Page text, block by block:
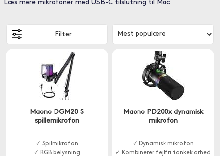
Læs mere mikrofoner med USB-C tilslutning til Mac
Filter
Maono DGM20 S
spillemikrofon
✓ Spilmikrofon
✓ RGB belysning
Maono PD200x dynamisk
mikrofon
✓ Dynamisk mikrofon
✓ Kombinerer fejlfri tankeklarhed